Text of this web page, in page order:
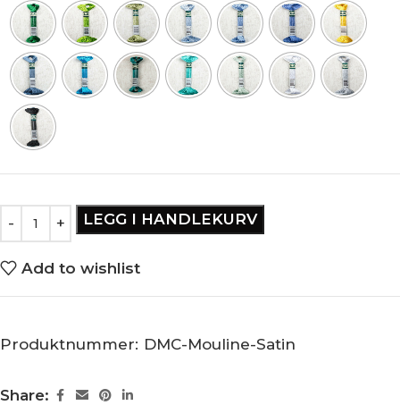
LEGG I HANDLEKURV
Add to wishlist
Produktnummer: DMC-Mouline-Satin
Share: